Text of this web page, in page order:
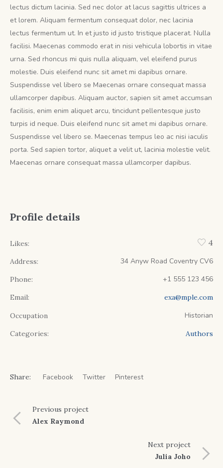
lectus dictum lacinia. Sed nec dolor at lacus sagittis ultrices a
et lorem. Aliquam fermentum consequat dolor, nec lacinia
lectus fermentum ut. In et justo id justo tristique placerat. Nulla
facilisi. Maecenas commodo erat in nisi vehicula lobortis in vitae
urna. Sed rhoncus mi quis nulla aliquam, vel eleifend purus
molestie. Duis eleifend nunc sit amet mi dapibus ornare.
Suspendisse vel libero se Maecenas ornare consequat massa
ullamcorper dapibus. Aliquam auctor, sapien sit amet accumsan
facilisis, enim enim aliquet arcu, tincidunt pellentesque justo
turpis id neque. Duis eleifend nunc sit amet mi dapibus ornare.
Suspendisse vel libero se. Maecenas tempus leo ac nisi iaculis
porta. Sed sapien tortor, aliquet a velit ut, lacinia molestie velit.
Maecenas ornare consequat massa ullamcorper dapibus.
Profile details
Likes: 4
Address: 34 Anyw Road Coventry CV6
Phone: +1 555 123 456
Email: exa@mple.com
Occupation Historian
Categories: Authors
Share: Facebook Twitter Pinterest
Previous project
Alex Raymond
Next project
Julia Joho